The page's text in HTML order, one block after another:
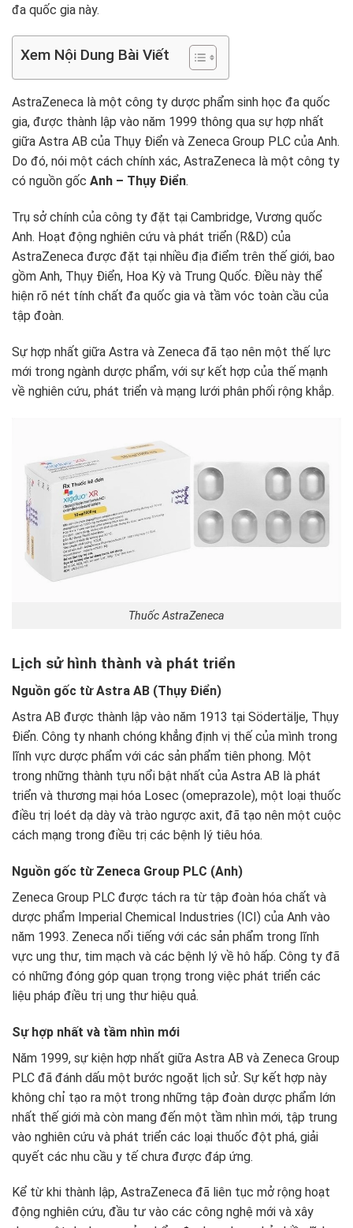
đa quốc gia này.
Xem Nội Dung Bài Viết
AstraZeneca là một công ty dược phẩm sinh học đa quốc
gia, được thành lập vào năm 1999 thông qua sự hợp nhất
giữa Astra AB của Thụy Điển và Zeneca Group PLC của Anh.
Do đó, nói một cách chính xác, AstraZeneca là một công ty
có nguồn gốc Anh – Thụy Điển.
Trụ sở chính của công ty đặt tại Cambridge, Vương quốc
Anh. Hoạt động nghiên cứu và phát triển (R&D) của
AstraZeneca được đặt tại nhiều địa điểm trên thế giới, bao
gồm Anh, Thụy Điển, Hoa Kỳ và Trung Quốc. Điều này thể
hiện rõ nét tính chất đa quốc gia và tầm vóc toàn cầu của
tập đoàn.
Sự hợp nhất giữa Astra và Zeneca đã tạo nên một thế lực
mới trong ngành dược phẩm, với sự kết hợp của thế mạnh
về nghiên cứu, phát triển và mạng lưới phân phối rộng khắp.
Thuốc AstraZeneca
Lịch sử hình thành và phát triển
Nguồn gốc từ Astra AB (Thụy Điển)
Astra AB được thành lập vào năm 1913 tại Södertälje, Thụy
Điển. Công ty nhanh chóng khẳng định vị thế của mình trong
lĩnh vực dược phẩm với các sản phẩm tiên phong. Một
trong những thành tựu nổi bật nhất của Astra AB là phát
triển và thương mại hóa Losec (omeprazole), một loại thuốc
điều trị loét dạ dày và trào ngược axit, đã tạo nên một cuộc
cách mạng trong điều trị các bệnh lý tiêu hóa.
Nguồn gốc từ Zeneca Group PLC (Anh)
Zeneca Group PLC được tách ra từ tập đoàn hóa chất và
dược phẩm Imperial Chemical Industries (ICI) của Anh vào
năm 1993. Zeneca nổi tiếng với các sản phẩm trong lĩnh
vực ung thư, tim mạch và các bệnh lý về hô hấp. Công ty đã
có những đóng góp quan trọng trong việc phát triển các
liệu pháp điều trị ung thư hiệu quả.
Sự hợp nhất và tầm nhìn mới
Năm 1999, sự kiện hợp nhất giữa Astra AB và Zeneca Group
PLC đã đánh dấu một bước ngoặt lịch sử. Sự kết hợp này
không chỉ tạo ra một trong những tập đoàn dược phẩm lớn
nhất thế giới mà còn mang đến một tầm nhìn mới, tập trung
vào nghiên cứu và phát triển các loại thuốc đột phá, giải
quyết các nhu cầu y tế chưa được đáp ứng.
Kể từ khi thành lập, AstraZeneca đã liên tục mở rộng hoạt
động nghiên cứu, đầu tư vào các công nghệ mới và xây